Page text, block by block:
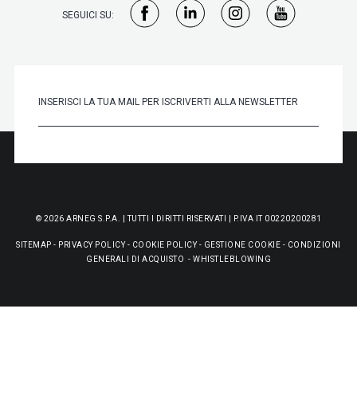
SEGUICI SU:
© 2026 ARNEG S.P.A. | TUTTI I DIRITTI RISERVATI | P.IVA IT 00220200281
SITEMAP - PRIVACY POLICY- COOKIE POLICY- GESTIONE COOKIE - CONDIZIONI
GENERALI DI ACQUISTO - WHISTLEBLOWING